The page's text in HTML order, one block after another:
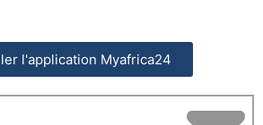
l'application Myafrica24